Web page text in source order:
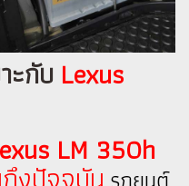
ะกับ Lexus
LM 350h